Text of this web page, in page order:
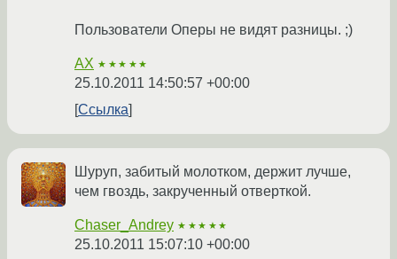
Пользователи Оперы не видят разницы. ;)
AX ★★★★★
25.10.2011 14:50:57 +00:00
Ссылка
Шуруп, забитый молотком, держит лучше,
чем гвоздь, закрученный отверткой.
Chaser_Andrey ★★★★★
25.10.2011 15:07:10 +00:00